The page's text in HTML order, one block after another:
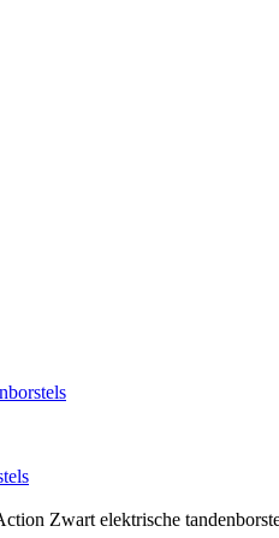
Zwart elektrische